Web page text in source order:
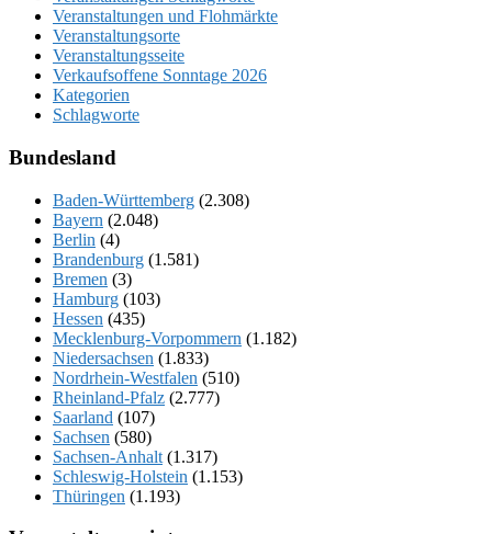
Veranstaltungen und Flohmärkte
Veranstaltungsorte
Veranstaltungsseite
Verkaufsoffene Sonntage 2026
Kategorien
Schlagworte
Bundesland
Baden-Württemberg (2.308)
Bayern (2.048)
Berlin (4)
Brandenburg (1.581)
Bremen (3)
Hamburg (103)
Hessen (435)
Mecklenburg-Vorpommern (1.182)
Niedersachsen (1.833)
Nordrhein-Westfalen (510)
Rheinland-Pfalz (2.777)
Saarland (107)
Sachsen (580)
Sachsen-Anhalt (1.317)
Schleswig-Holstein (1.153)
Thüringen (1.193)